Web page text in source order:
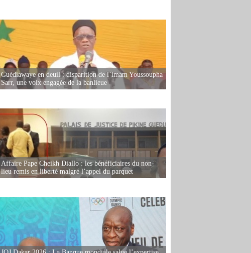
Guédiawaye en deuil : disparition de l’imam Youssoupha
Sarr, une voix engagée de la banlieue
Affaire Pape Cheikh Diallo : les bénéficiaires du non-
lieu remis en liberté malgré l’appel du parquet